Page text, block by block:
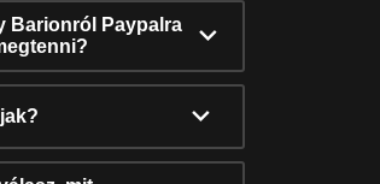
Barionról Paypalra